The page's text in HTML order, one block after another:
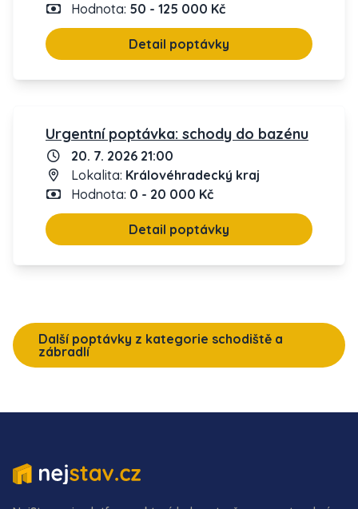
Hodnota: 50 - 125 000 Kč
Detail poptávky
Urgentní poptávka: schody do bazénu
20. 7. 2026 21:00
Lokalita: Královéhradecký kraj
Hodnota: 0 - 20 000 Kč
Detail poptávky
Další poptávky z kategorie schodiště a
zábradlí